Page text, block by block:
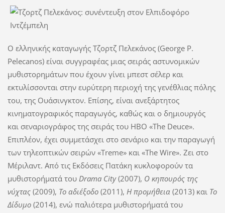
Ο ελληνικής καταγωγής Τζορτζ Πελεκάνος (George P.
Pelecanos) είναι συγγραφέας μιας σειράς αστυνοµικών
µυθιστορηµάτων που έχουν γίνει µπεστ σέλερ και
εκτυλίσσονται στην ευρύτερη περιοχή της γενέθλιας πόλης
του, της Ουάσινγκτον. Επίσης, είναι ανεξάρτητος
κινηματογραφικός παραγωγός, καθώς και ο δημιουργός
και σεναριογράφος της σειράς του HBO «The Deuce».
Επιπλέον, έχει συμμετάσχει στο σενάριο και την παραγωγή
των τηλεοπτικών σειρών «Treme» και «The Wire». Ζει στο
Μέριλαντ. Από τις Εκδόσεις Πατάκη κυκλοφορούν τα
µυθιστορήµατά του Drama City(2007), Ο κηπουρός της
νύχτας(2009), Το αδιέξοδο(2011), Η προµήθεια(2013) και To
Δίδυμο(2014), ενώ παλιότερα μυθιστορήματά του